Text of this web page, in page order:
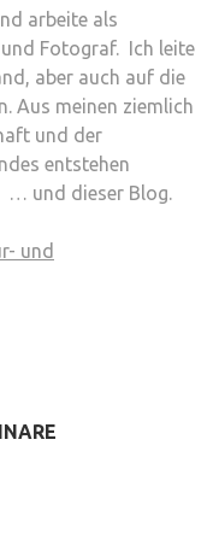
arbeite als
Fotograf. Ich leite
aber auch auf die
Aus meinen ziemlich
und der
entstehen
… und dieser Blog.
und